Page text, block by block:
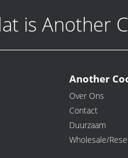
is Another
Another
Over Ons
Contact
Duurzaam
Wholesale/